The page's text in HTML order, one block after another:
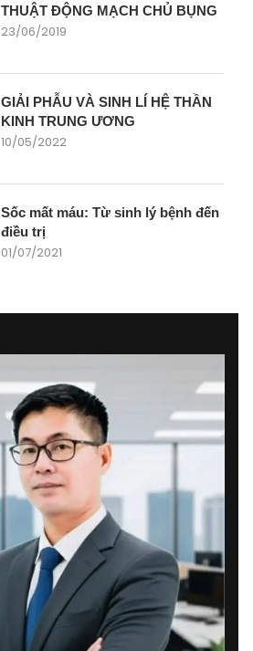
THUẬT ĐỘNG MẠCH CHỦ BỤNG
23/06/2019
GIẢI PHẪU VÀ SINH LÍ HỆ THẦN
KINH TRUNG ƯƠNG
10/05/2022
Sốc mất máu: Từ sinh lý bệnh đến
điều trị
01/07/2021